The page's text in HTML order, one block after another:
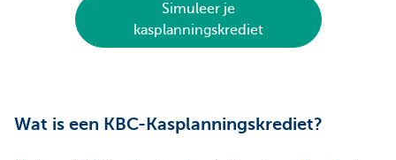
Simuleer je
kasplanningskrediet
Wat is een KBC-Kasplanningskrediet?